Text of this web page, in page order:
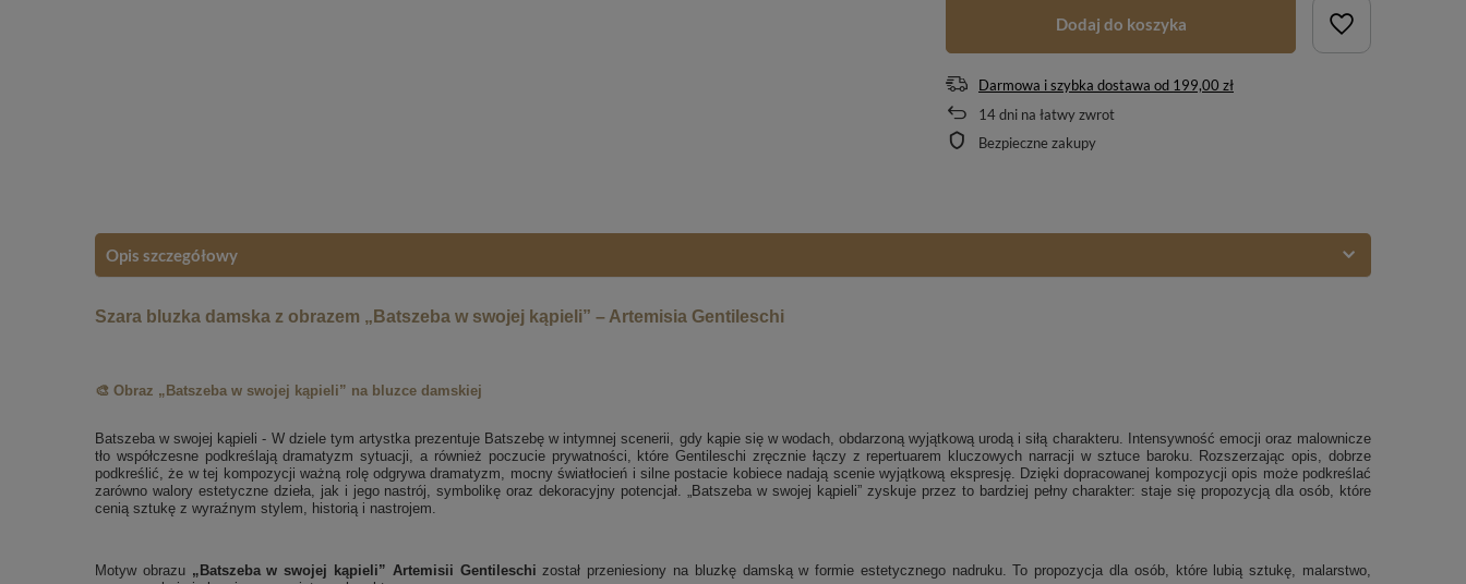
Dodaj do koszyka
Darmowa i szybka dostawa od 199,00 zł
14dni na łatwy zwrot
Bezpieczne zakupy
Opis szczegółowy
Szara bluzka damska z obrazem „Batszeba w swojej kąpieli” – Artemisia Gentileschi
🎨 Obraz „Batszeba w swojej kąpieli” na bluzce damskiej
Batszeba w swojej kąpieli - W dziele tym artystka prezentuje Batszebę w intymnej scenerii, gdy kąpie się w wodach, obdarzoną wyjątkową urodą i siłą charakteru. Intensywność emocji oraz malownicze
tło współczesne podkreślają dramatyzm sytuacji, a również poczucie prywatności, które Gentileschi zręcznie łączy z repertuarem kluczowych narracji w sztuce baroku. Rozszerzając opis, dobrze
podkreślić, że w tej kompozycji ważną rolę odgrywa dramatyzm, mocny światłocień i silne postacie kobiece nadają scenie wyjątkową ekspresję. Dzięki dopracowanej kompozycji opis może podkreślać
zarówno walory estetyczne dzieła, jak i jego nastrój, symbolikę oraz dekoracyjny potencjał. „Batszeba w swojej kąpieli” zyskuje przez to bardziej pełny charakter: staje się propozycją dla osób, które
cenią sztukę z wyraźnym stylem, historią i nastrojem.
Motyw obrazu „Batszeba w swojej kąpieli” Artemisii Gentileschi został przeniesiony na bluzkę damską w formie estetycznego nadruku. To propozycja dla osób, które lubią sztukę, malarstwo,